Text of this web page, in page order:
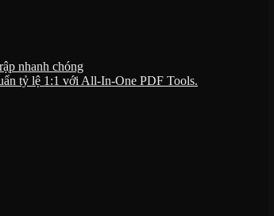
nhanh chóng
tỷ lệ 1:1 với All-In-One PDF Tools.